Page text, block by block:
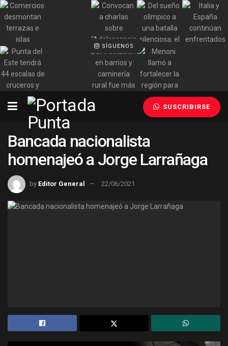
SÍGUENOS
SUSCRIBIRSE
Bancada nacionalista
homenajeó a Jorge Larrañaga
by Editor General 22/06/2021